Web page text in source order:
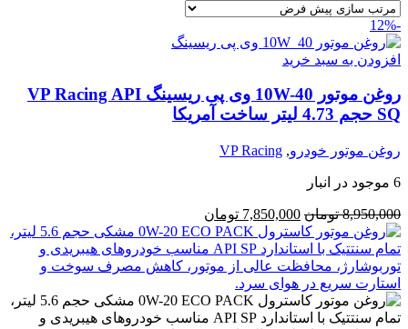
-12%
افزودن به سبد خرید
روغن موتور 10W-40 وی پی ریسینگ VP Racing API
SQ حجم 4.73 لیتر ساخت آمریکا
روغن موتور خودرو,
VP Racing
6 موجود در انبار
8,950,000 تومان 7,850,000 تومان